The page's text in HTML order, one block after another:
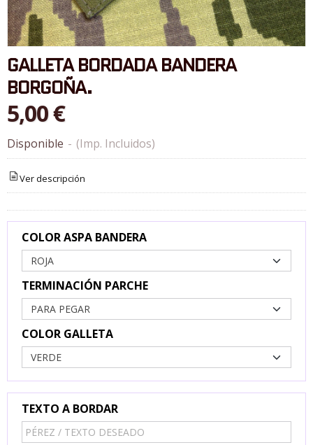
GALLETA BORDADA BANDERA
BORGOÑA.
5,00 €
Disponible - (Imp. Incluidos)
Ver descripción
COLOR ASPA BANDERA
TERMINACIÓN PARCHE
COLOR GALLETA
TEXTO A BORDAR